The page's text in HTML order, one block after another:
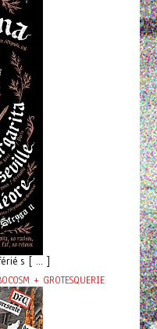
s [ ... ]
+ GROTESQUERIE